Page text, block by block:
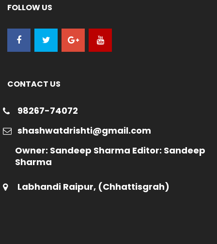
FOLLOW US
CONTACT US
98267-74072
shashwatdrishti@gmail.com
Owner: Sandeep Sharma Editor: Sandeep
Sharma
Labhandi Raipur, (Chhattisgrah)